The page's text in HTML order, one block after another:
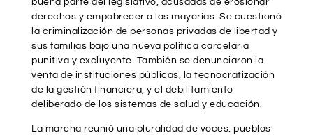
buena parte del legislativo, acusadas de erosionar
derechos y empobrecer a las mayorías. Se cuestionó
la criminalización de personas privadas de libertad y
sus familias bajo una nueva política carcelaria
punitiva y excluyente. También se denunciaron la
venta de instituciones públicas, la tecnocratización
de la gestión financiera, y el debilitamiento
deliberado de los sistemas de salud y educación.
La marcha reunió una pluralidad de voces: pueblos